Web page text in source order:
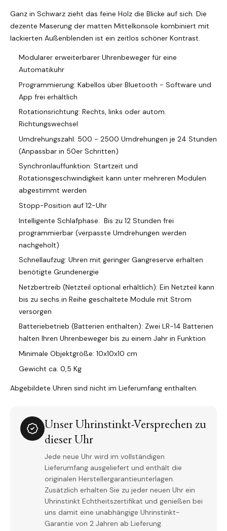
Ganz in Schwarz zieht das feine Holz die Blicke auf sich. Die
dezente Maserung der matten Mittelkonsole kombiniert mit
lackierten Außenblenden ist ein zeitlos schöner Kontrast.
Modularer erweiterbarer Uhrenbeweger für eine
Automatikuhr
Programmierung: Kabellos über Bluetooth - Software und
App frei erhältlich
Rotationsrichtung: Rechts, links oder autom.
Richtungswechsel
Umdrehungszahl: 500 - 2500 Umdrehungen je 24 Stunden
(Anpassbar in 50er Schritten)
Synchronlauffunktion: Startzeit und
Rotationsgeschwindigkeit kann unter mehreren Modulen
abgestimmt werden
Stopp-Position auf 12-Uhr
Intelligente Schlafphase: Bis zu 12 Stunden frei
programmierbar (verpasste Umdrehungen werden
nachgeholt)
Schnellaufzug: Uhren mit geringer Gangreserve erhalten
benötigte Grundenergie
Netzbertreib (Netzteil optional erhältlich): Ein Netzteil kann
bis zu sechs in Reihe geschaltete Module mit Strom
versorgen
Batteriebetrieb (Batterien enthalten): Zwei LR-14 Batterien
halten Ihren Uhrenbeweger bis zu einem Jahr in Funktion
Minimale Objektgröße: 10x10x10 cm
Gewicht ca. 0,5 Kg
Abgebildete Uhren sind nicht im Lieferumfang enthalten.
Unser Uhrinstinkt-Versprechen zu
dieser Uhr
Jede neue Uhr wird im vollständigen
Lieferumfang ausgeliefert und enthält die
originalen Herstellergarantieunterlagen.
Zusätzlich erhalten Sie zu jeder neuen Uhr ein
Uhrinstinkt Echtheitszertifikat und genießen bei
uns damit eine unabhängige Uhrinstinkt-
Garantie von 2 Jahren ab Lieferung.